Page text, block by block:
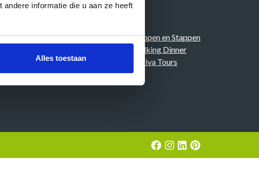
informatie die u aan ze heeft
Alles toestaan
vragen
Happen en Stappen
Walking Dinner
Aktiva Tours